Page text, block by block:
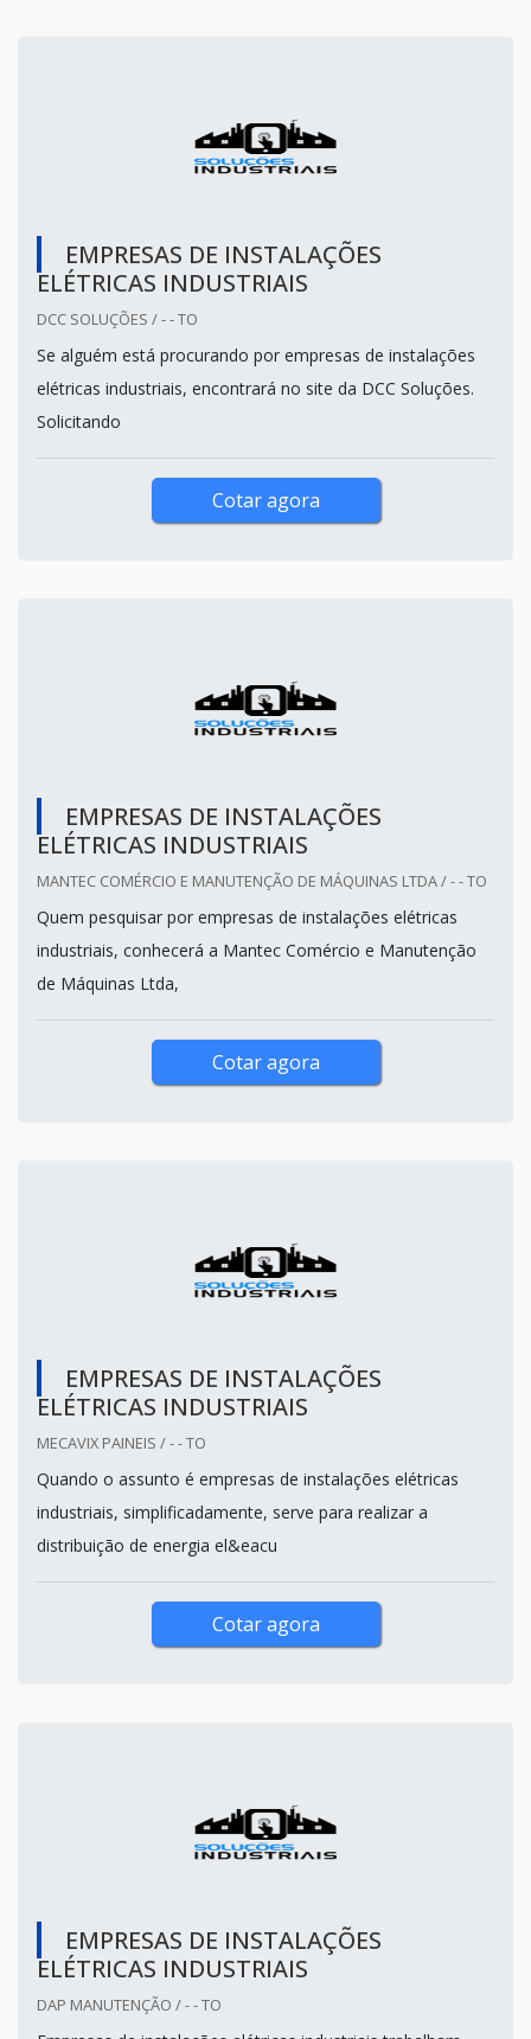
EMPRESAS DE INSTALAÇÕES
ELÉTRICAS INDUSTRIAIS
DCC SOLUÇÕES / - - TO
Se alguém está procurando por empresas de instalações
elétricas industriais, encontrará no site da DCC Soluções.
Solicitando
Cotar agora
EMPRESAS DE INSTALAÇÕES
ELÉTRICAS INDUSTRIAIS
MANTEC COMÉRCIO E MANUTENÇÃO DE MÁQUINAS LTDA / - - TO
Quem pesquisar por empresas de instalações elétricas
industriais, conhecerá a Mantec Comércio e Manutenção
de Máquinas Ltda,
Cotar agora
EMPRESAS DE INSTALAÇÕES
ELÉTRICAS INDUSTRIAIS
MECAVIX PAINEIS / - - TO
Quando o assunto é empresas de instalações elétricas
industriais, simplificadamente, serve para realizar a
distribuição de energia el&eacu
Cotar agora
EMPRESAS DE INSTALAÇÕES
ELÉTRICAS INDUSTRIAIS
DAP MANUTENÇÃO / - - TO